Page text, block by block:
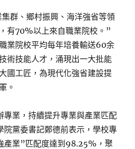
集群、鄉村振興、海洋強省等領
有70%以上來自職業院校。”
業院校平均每年培養輸送60余
術技能人才，涌現出一大批能
國工匠，為現代化強省建設提
。
專業，持續提升專業與產業匹配
院黨委書記鄭德前表示，學校專
產業”匹配度達到98.25%，聚